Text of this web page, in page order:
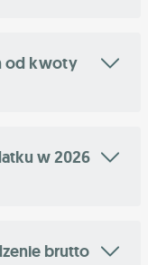
od kwoty
w 2026
brutto